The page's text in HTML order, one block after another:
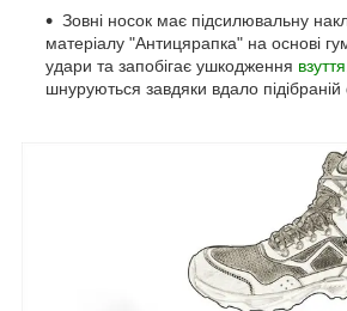
Зовні носок має підсилювальну
матеріалу "Антицярапка" на основі
удари та запобігає ушкодження взуття
шнуруються завдяки вдало підібраній